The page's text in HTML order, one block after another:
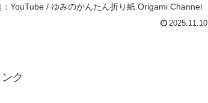
：YouTube / ゆみのかんたん折り紙 Origami Channel
2025.11.10
ク